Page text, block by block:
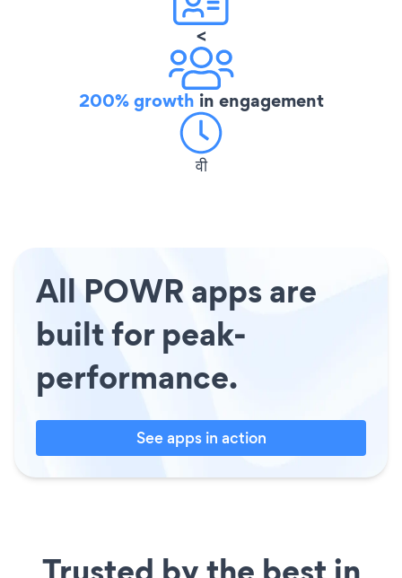
<
200% growth in engagement
वी
All POWR apps are
built for peak-
performance.
See apps in action